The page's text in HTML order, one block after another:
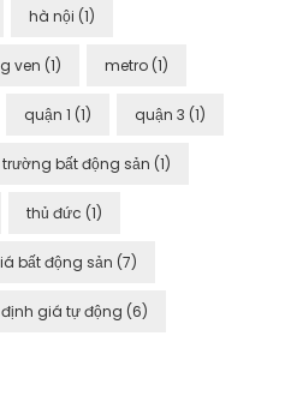
hà nội (1)
ven (1) metro (1)
quận 1 (1) quận 3 (1)
bất động sản (1)
thủ đức (1)
bất động sản (7)
định giá tự động (6)